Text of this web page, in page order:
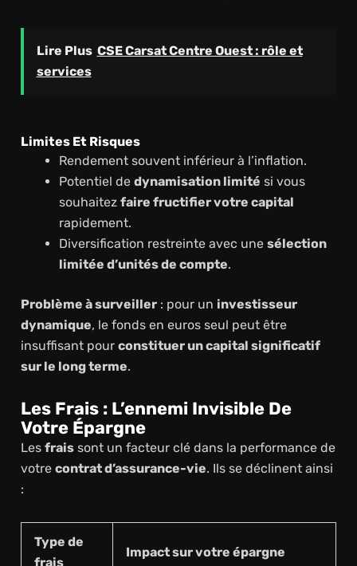
Lire Plus CSE Carsat Centre Ouest : rôle et
services
Limites Et Risques
Rendement souvent inférieur à l’inflation.
Potentiel de dynamisation limité si vous
souhaitez faire fructifier votre capital
rapidement.
Diversification restreinte avec une sélection
limitée d’unités de compte.
Problème à surveiller: pour un investisseur
dynamique, le fonds en euros seul peut être
insuffisant pour constituer un capital significatif
sur le long terme.
Les Frais : L’ennemi Invisible De
Votre Épargne
Les fraissont un facteur clé dans la performance de
votre contrat d’assurance-vie. Ils se déclinent ainsi
:
Type de
frais
Impact sur votre épargne